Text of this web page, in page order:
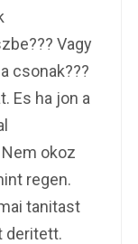
Vagy
csonak???
Es ha jon a
okoz
regen.
tanitast
deritett.